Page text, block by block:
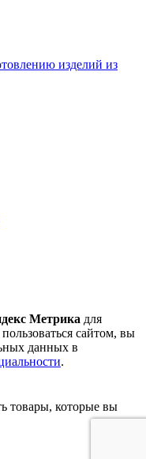
изделий из
Метрика для
сайтом, вы
данных в
.
товары, которые вы